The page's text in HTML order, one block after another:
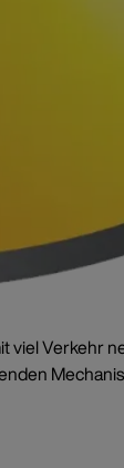
viel Verkehr